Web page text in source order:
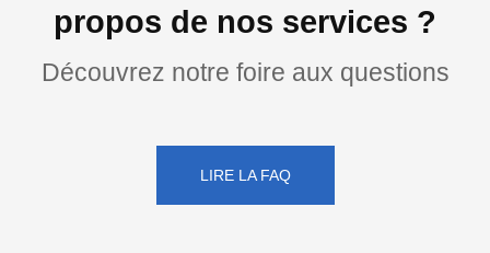
propos de nos services ?
Découvrez notre foire aux questions
LIRE LA FAQ